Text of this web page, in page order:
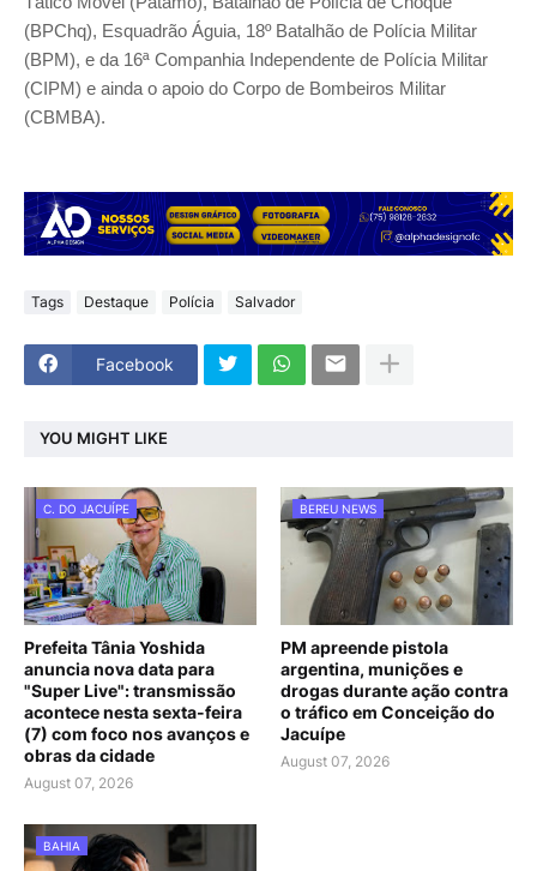
(BPChq), Esquadrão Águia, 18º Batalhão de Polícia Militar
(BPM), e da 16ª Companhia Independente de Polícia Militar
(CIPM) e ainda o apoio do Corpo de Bombeiros Militar
(CBMBA).
Tags Destaque Polícia Salvador
Facebook
YOU MIGHT LIKE
C. DO JACUÍPE
Prefeita Tânia Yoshida
anuncia nova data para
"Super Live": transmissão
acontece nesta sexta-feira
(7) com foco nos avanços e
obras da cidade
August 07, 2026
BEREU NEWS
PM apreende pistola
argentina, munições e
drogas durante ação contra
o tráfico em Conceição do
Jacuípe
August 07, 2026
BAHIA